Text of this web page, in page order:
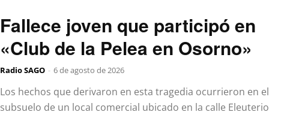
Fallece joven que participó en
«Club de la Pelea en Osorno»
Radio SAGO - 6 de agosto de 2026
Los hechos que derivaron en esta tragedia ocurrieron en el
subsuelo de un local comercial ubicado en la calle Eleuterio